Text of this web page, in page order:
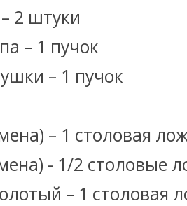
2 штуки
– 1 пучок
– 1 пучок
– 1 столовая
- 1/2 столовые
– 1 столовая